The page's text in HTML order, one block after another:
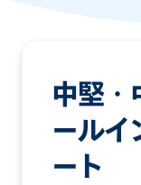
中堅・
ールイ
ート